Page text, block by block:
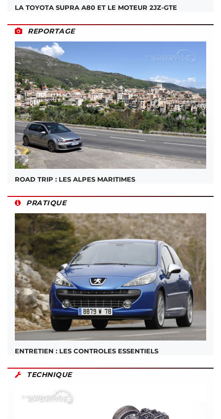
LA TOYOTA SUPRA A80 ET LE MOTEUR 2JZ-GTE
REPORTAGE
ROAD TRIP : LES ALPES MARITIMES
PRATIQUE
ENTRETIEN : LES CONTROLES ESSENTIELS
TECHNIQUE